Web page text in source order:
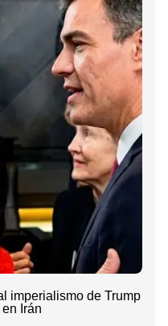
imperialismo de Trump
Irán